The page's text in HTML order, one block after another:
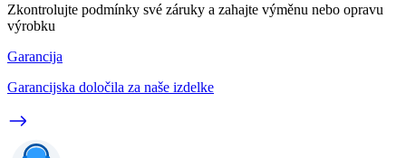
Zkontrolujte podmínky své záruky a zahajte výměnu nebo opravu
výrobku
Garancija
Garancijska določila za naše izdelke